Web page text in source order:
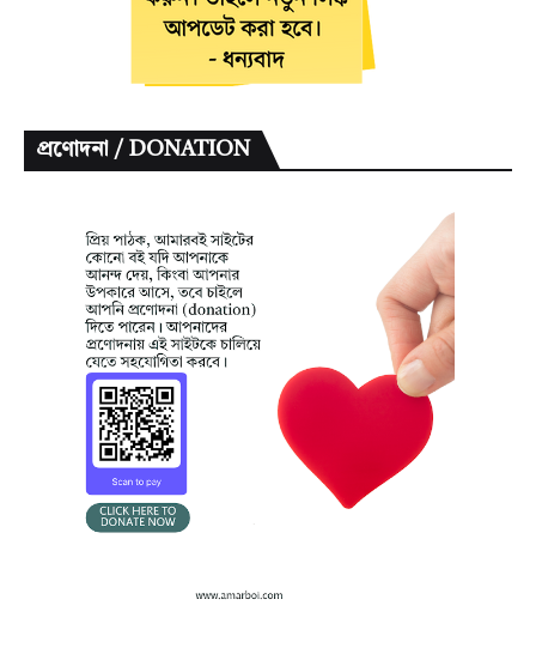
প্রণোদনা / DONATION